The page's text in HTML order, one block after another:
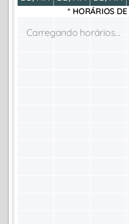
* HORÁRIOS DE
Carregando horários...